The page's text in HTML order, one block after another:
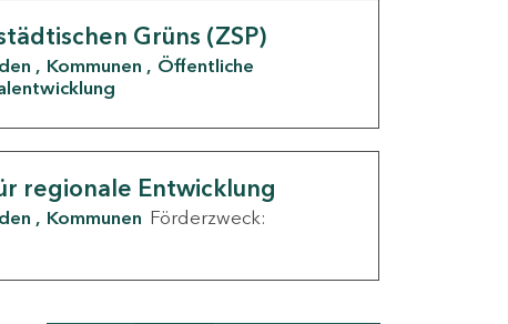
Grüns (ZSP)
Kommunen
Öffentliche
regionale Entwicklung
Kommunen Förderzweck: